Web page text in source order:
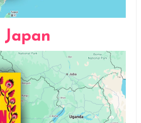
Japan